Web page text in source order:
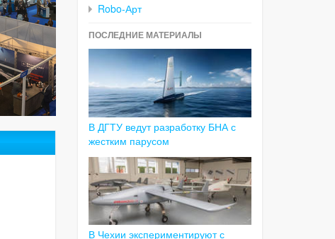
Robo-Арт
ПОСЛЕДНИЕ МАТЕРИАЛЫ
В ДГТУ ведут разработку БНА с
жестким парусом
В Чехии экспериментируют с